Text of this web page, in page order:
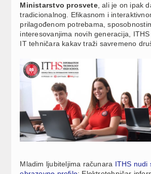
Ministarstvo prosvete, ali je on ipak
tradicionalnog. Efikasnom i
prilagođenom potrebama,
interesovanjima novih generacija,
IT tehničara kakav traži savremeno
Mladim ljubiteljima računara ITHS nudi